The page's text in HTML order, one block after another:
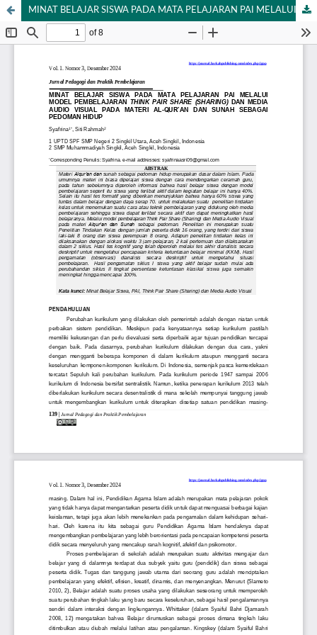
MINAT BELAJAR SISWA PADA MATA PELAJARAN PAI MELALUI MODEL PEMBELAJARAN THINK PAIR SHARE (SHARING) DAN MEDIA AUDIO VISUAL PADA MATERI AL-QUR’AN DAN SUNAH SEBAGAI PEDOMAN HIDUP